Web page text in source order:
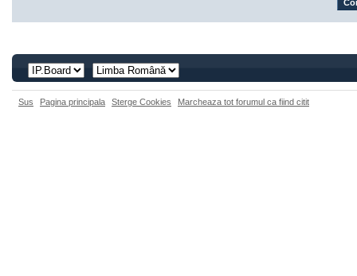
Sus Pagina principala Sterge Cookies Marcheaza tot forumul ca fiind citit